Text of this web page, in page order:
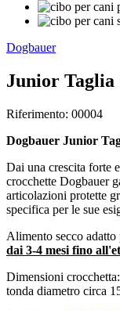
Dogbauer
Junior Taglia
Riferimento: 00004
Dogbauer Junior
Dai una crescita forte
crocchette Dogbauer
articolazioni protette
specifica per le sue
Alimento secco
dai 3-4 mesi fino
Dimensioni crocchetta:
tonda diametro circa